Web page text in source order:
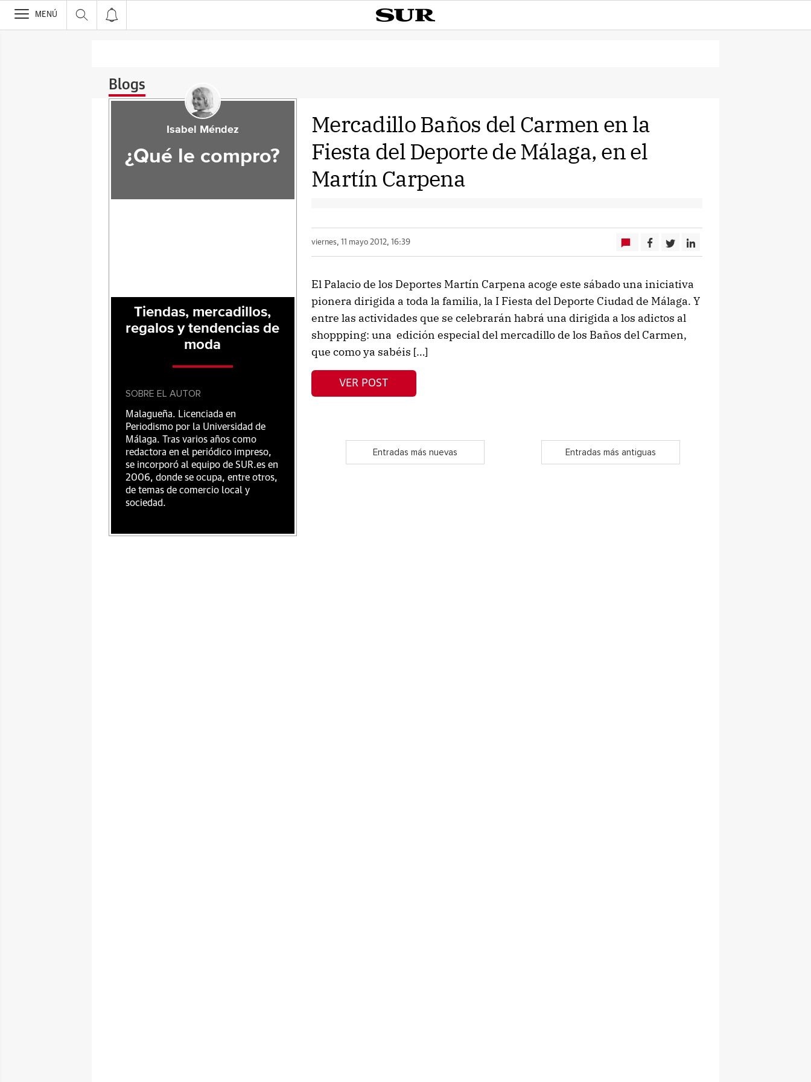
>
MENÚ
Blogs
Mercadillo Baños del Carmen en la
Fiesta del Deporte de Málaga, en el
Martín Carpena
viernes, 11 mayo 2012, 16:39
El Palacio de los Deportes Martín Carpena acoge este sábado una iniciativa
pionera dirigida a toda la familia, la I Fiesta del Deporte Ciudad de Málaga. Y
entre las actividades que se celebrarán habrá una dirigida a los adictos al
shoppping: una edición especial del mercadillo de los Baños del Carmen,
que como ya sabéis […]
VER POST
Entradas más nuevas Entradas más antiguas
Isabel Méndez
¿Qué le compro?
Tiendas, mercadillos,
regalos y tendencias de
moda
SOBRE EL AUTOR
Malagueña. Licenciada en
Periodismo por la Universidad de
Málaga. Tras varios años como
redactora en el periódico impreso,
se incorporó al equipo de SUR.es en
2006, donde se ocupa, entre otros,
de temas de comercio local y
sociedad.